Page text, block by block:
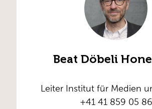
Beat Döbeli
Leiter Institut für Medien
+41 41 859 05 86